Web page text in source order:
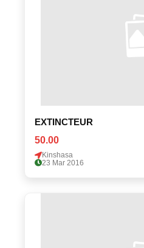
EXTINCTEUR
50.00
Kinshasa
23 Mar 2016